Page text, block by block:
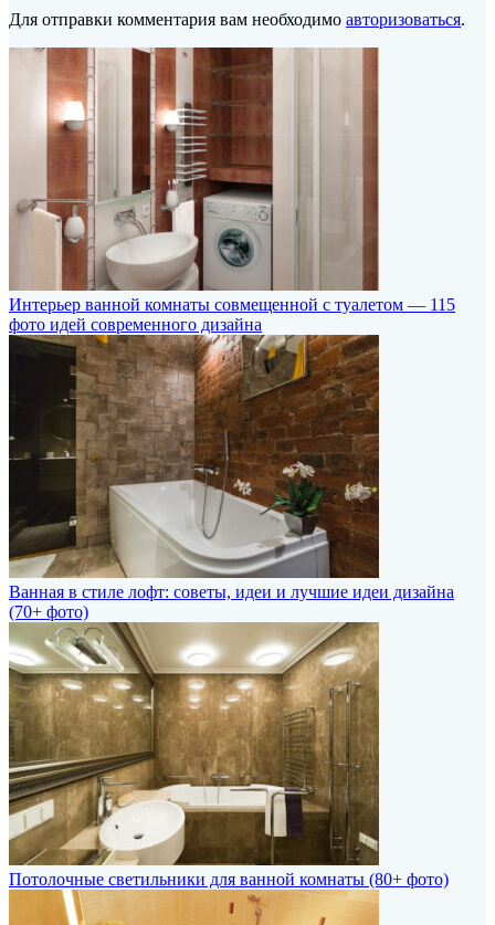
Для отправки комментария вам необходимо авторизоваться.
Интерьер ванной комнаты совмещенной с туалетом — 115
фото идей современного дизайна
Ванная в стиле лофт: советы, идеи и лучшие идеи дизайна
(70+ фото)
Потолочные светильники для ванной комнаты (80+ фото)